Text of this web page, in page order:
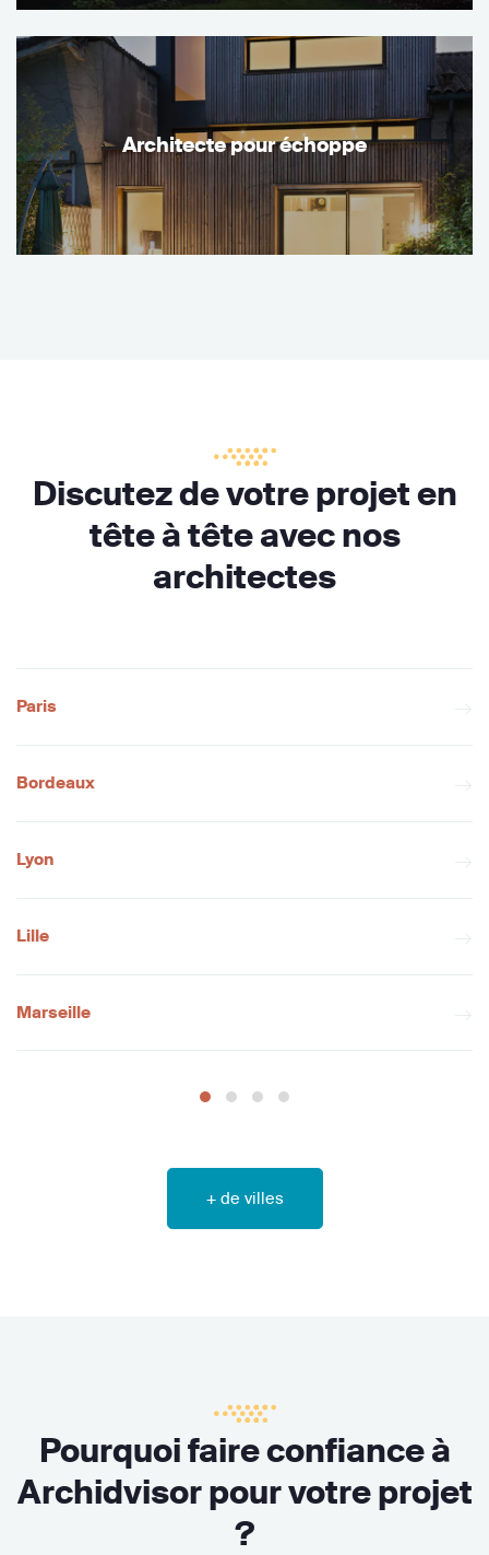
Architecte pour échoppe
Discutez de votre projet en
tête à tête avec nos
architectes
Paris
Bordeaux
Lyon
Lille
Marseille
+ de villes
Pourquoi faire confiance à
Archidvisor pour votre projet
?